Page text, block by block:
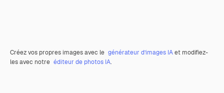
Créez vos propres images avec le générateur d’images IAet modifiez-
les avec notre éditeur de photos IA.